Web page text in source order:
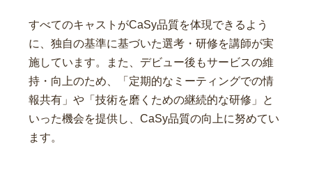
すべてのキャストがCaSy品質を体現できるよう
に、独自の基準に基づいた選考・研修を講師が実
施しています。また、デビュー後もサービスの維
持・向上のため、「定期的なミーティングでの情
報共有」や「技術を磨くための継続的な研修」と
いった機会を提供し、CaSy品質の向上に努めてい
ます。